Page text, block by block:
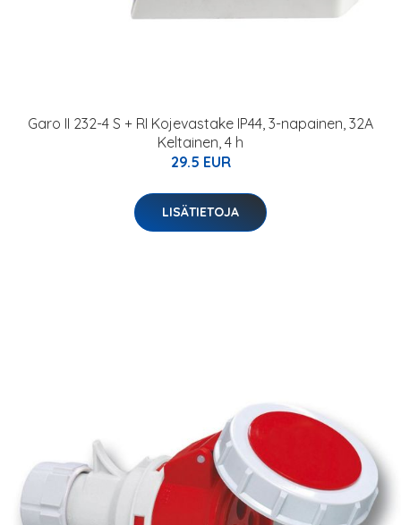
Garo II 232-4 S + RI Kojevastake IP44, 3-napainen, 32A
Keltainen, 4 h
29.5 EUR
LISÄTIETOJA